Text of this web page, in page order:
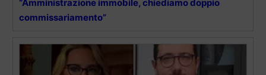
“Amministrazione immobile, chiediamo doppio
commissariamento”